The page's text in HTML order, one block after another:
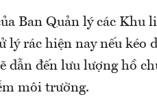
Ban Quản lý các Khu
lý rác hiện nay nếu kéo
dẫn đến lưu lượng hồ
môi trường.